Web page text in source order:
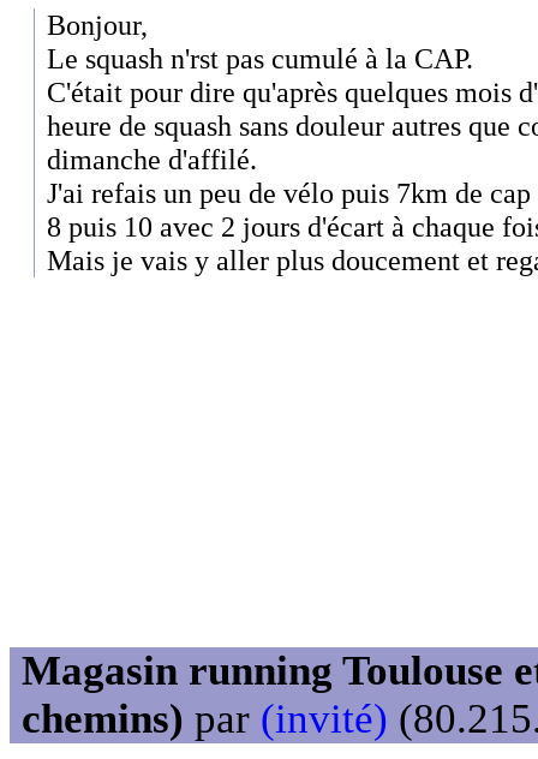
Bonjour,
Le squash n'rst pas cumulé à la CAP.
C'était pour dire qu'après quelques mois
heure de squash sans douleur autres que
dimanche d'affilé.
J'ai refais un peu de vélo puis 7km de
8 puis 10 avec 2 jours d'écart à chaque
Mais je vais y aller plus doucement et
Magasin running Toulouse
chemins) par (invité)